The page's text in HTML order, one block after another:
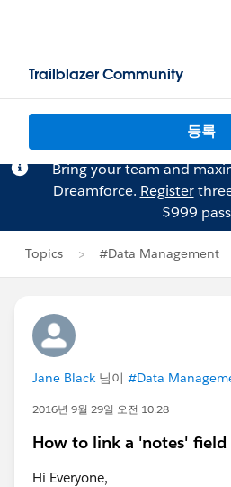
Trailblazer Community
등록
Bring your team and
Dreamforce. Register
$999
Topics #Data Management
Jane Black 님이 #Data
2016년 9월 29일 오전 10:28
How to link a 'notes'
Hi Everyone,